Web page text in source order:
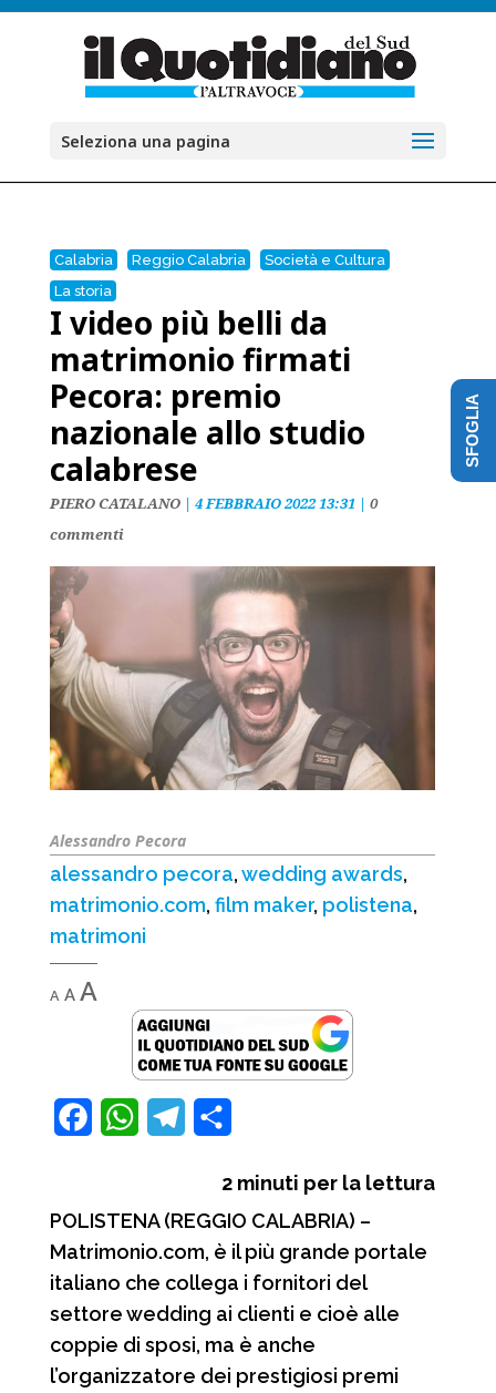
Seleziona una pagina
Calabria Reggio Calabria
Società e Cultura
La storia
I video più belli da
matrimonio firmati
Pecora: premio
nazionale allo studio
calabrese
PIERO CATALANO| 4 FEBBRAIO 2022 13:31 | 0
commenti
Alessandro Pecora
alessandro pecora,wedding awards,
matrimonio.com, film maker, polistena,
matrimoni
A
Decrease
font
A
Reset
font
AIncrease
font
size.
e
o
k
W
t
p
p
e
r
a
m
n
d
v
i
d
2 minuti per la lettura
POLISTENA (REGGIO CALABRIA) –
Matrimonio.com, è il più grande portale
italiano che collega i fornitori del
settore wedding ai clienti e cioè alle
coppie di sposi, ma è anche
l’organizzatore dei prestigiosi premi
SFOGLIA